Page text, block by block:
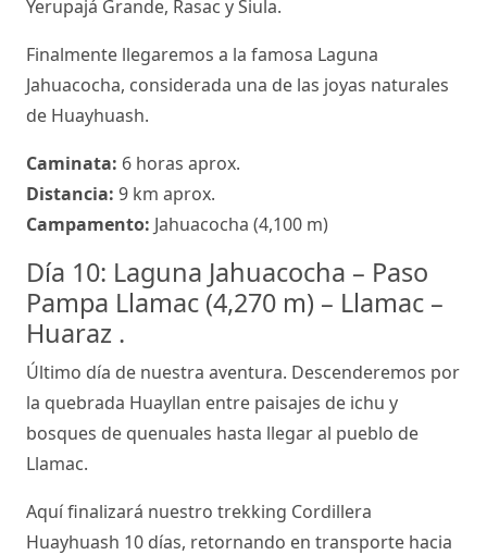
Yerupajá Grande, Rasac y Siula.
Finalmente llegaremos a la famosa Laguna
Jahuacocha, considerada una de las joyas naturales
de Huayhuash.
Caminata: 6 horas aprox.
Distancia: 9 km aprox.
Campamento: Jahuacocha (4,100 m)
Día 10: Laguna Jahuacocha – Paso
Pampa Llamac (4,270 m) – Llamac –
Huaraz .
Último día de nuestra aventura. Descenderemos por
la quebrada Huayllan entre paisajes de ichu y
bosques de quenuales hasta llegar al pueblo de
Llamac.
Aquí finalizará nuestro trekking Cordillera
Huayhuash 10 días, retornando en transporte hacia